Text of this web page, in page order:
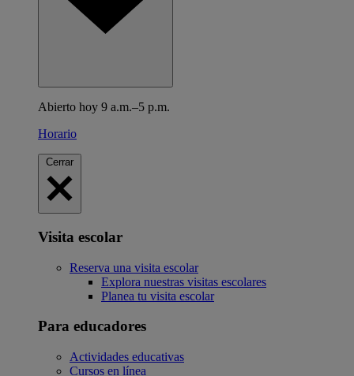
Abierto hoy 9 a.m.–5 p.m.
Horario
Cerrar
Visita escolar
Reserva una visita escolar
Explora nuestras visitas escolares
Planea tu visita escolar
Para educadores
Actividades educativas
Cursos en línea